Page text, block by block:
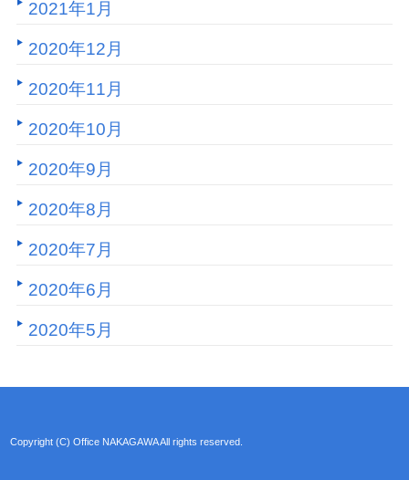
2021年1月
2020年12月
2020年11月
2020年10月
2020年9月
2020年8月
2020年7月
2020年6月
2020年5月
Copyright (C) Office NAKAGAWA All rights reserved.